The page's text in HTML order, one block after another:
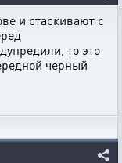
и стаскивают с
то это
черный